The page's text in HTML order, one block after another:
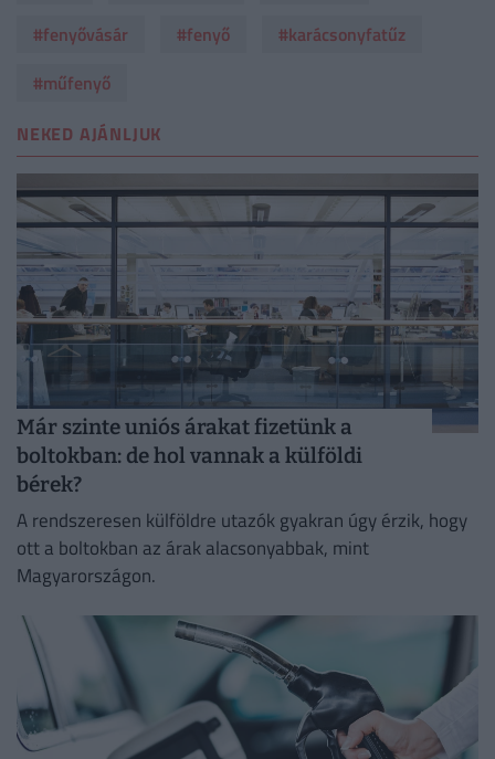
#fenyővásár
#fenyő
#karácsonyfatűz
#műfenyő
NEKED AJÁNLJUK
Már szinte uniós árakat fizetünk a
boltokban: de hol vannak a külföldi
bérek?
A rendszeresen külföldre utazók gyakran úgy érzik, hogy
ott a boltokban az árak alacsonyabbak, mint
Magyarországon.